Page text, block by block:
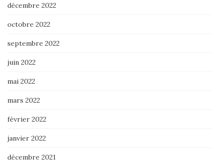
décembre 2022
octobre 2022
septembre 2022
juin 2022
mai 2022
mars 2022
février 2022
janvier 2022
décembre 2021